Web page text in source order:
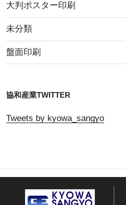
大判ポスター印刷
未分類
盤面印刷
協和産業TWITTER
Tweets by kyowa_sangyo